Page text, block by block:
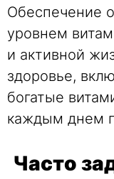
Обеспечение
уровнем
и активной
здоровье,
богатые
каждым днем
Часто